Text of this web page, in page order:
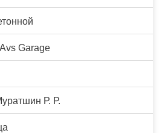
Garage
Р. Р.